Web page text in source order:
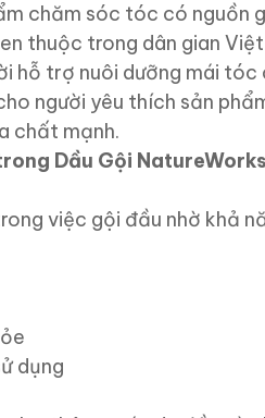
chăm sóc tóc có
thuộc trong dân gian
hỗ trợ nuôi dưỡng mái
người yêu thích sản
chất mạnh.
Dầu Gội
việc gội đầu nhờ khả
dụng